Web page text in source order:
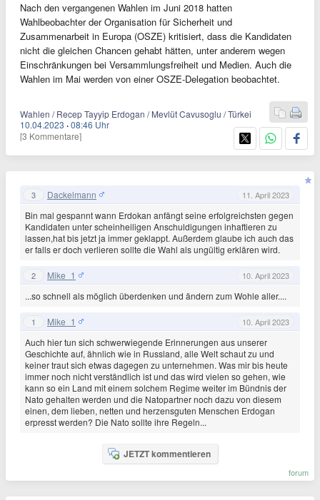
Nach den vergangenen Wahlen im Juni 2018 hatten
Wahlbeobachter der Organisation für Sicherheit und
Zusammenarbeit in Europa (OSZE) kritisiert, dass die Kandidaten
nicht die gleichen Chancen gehabt hätten, unter anderem wegen
Einschränkungen bei Versammlungsfreiheit und Medien. Auch die
Wahlen im Mai werden von einer OSZE-Delegation beobachtet.
Wahlen / Recep Tayyip Erdogan / Mevlüt Cavusoglu / Türkei
10.04.2023 ·08:46 Uhr
[3 Kommentare]
3 Dackelmann 11. April 2023
Bin mal gespannt wann Erdokan anfängt seine erfolgreichsten gegen
Kandidaten unter scheinheiligen Anschuldigungen inhaftieren zu
lassen,hat bis jetzt ja immer geklappt. Außerdem glaube ich auch das
er falls er doch verlieren sollte die Wahl als ungültig erklären wird.
2 Mike_1 10. April 2023
...so schnell als möglich überdenken und ändern zum Wohle aller....
1 Mike_1 10. April 2023
Auch hier tun sich schwerwiegende Erinnerungen aus unserer
Geschichte auf, ähnlich wie in Russland, alle Welt schaut zu und
keiner traut sich etwas dagegen zu unternehmen. Was mir bis heute
immer noch nicht verständlich ist und das wird vielen so gehen, wie
kann so ein Land mit einem solchem Regime weiter im Bündnis der
Nato gehalten werden und die Natopartner noch dazu von diesem
einen, dem lieben, netten und herzensguten Menschen Erdogan
erpresst werden? Die Nato sollte ihre Regeln...
JETZT kommentieren
forum